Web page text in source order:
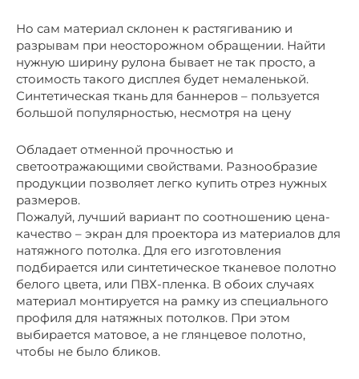
Но сам материал склонен к растягиванию и
разрывам при неосторожном обращении. Найти
нужную ширину рулона бывает не так просто, а
стоимость такого дисплея будет немаленькой.
Синтетическая ткань для баннеров – пользуется
большой популярностью, несмотря на цену
Обладает отменной прочностью и
светоотражающими свойствами. Разнообразие
продукции позволяет легко купить отрез нужных
размеров.
Пожалуй, лучший вариант по соотношению цена-
качество – экран для проектора из материалов для
натяжного потолка. Для его изготовления
подбирается или синтетическое тканевое полотно
белого цвета, или ПВХ-пленка. В обоих случаях
материал монтируется на рамку из специального
профиля для натяжных потолков. При этом
выбирается матовое, а не глянцевое полотно,
чтобы не было бликов.